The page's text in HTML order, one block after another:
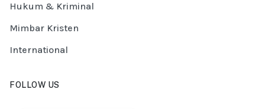
Hukum & Kriminal
Mimbar Kristen
International
FOLLOW US